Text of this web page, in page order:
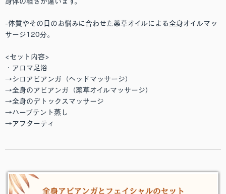
-体質やその日のお悩みに合わせた薬草オイルによる全身オイルマッ
サージ120分。
<セット内容>
・アロマ足浴
→シロアビアンガ（ヘッドマッサージ）
→全身のアビアンガ（薬草オイルマッサージ）
→全身のデトックスマッサージ
→ハーブテント蒸し
→アフターティ